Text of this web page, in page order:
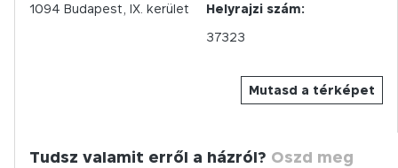
Mutasd a térképet
1094 Budapest, IX. kerület
Helyrajzi szám:
37323
Tudsz valamit erről a házról? Oszd meg